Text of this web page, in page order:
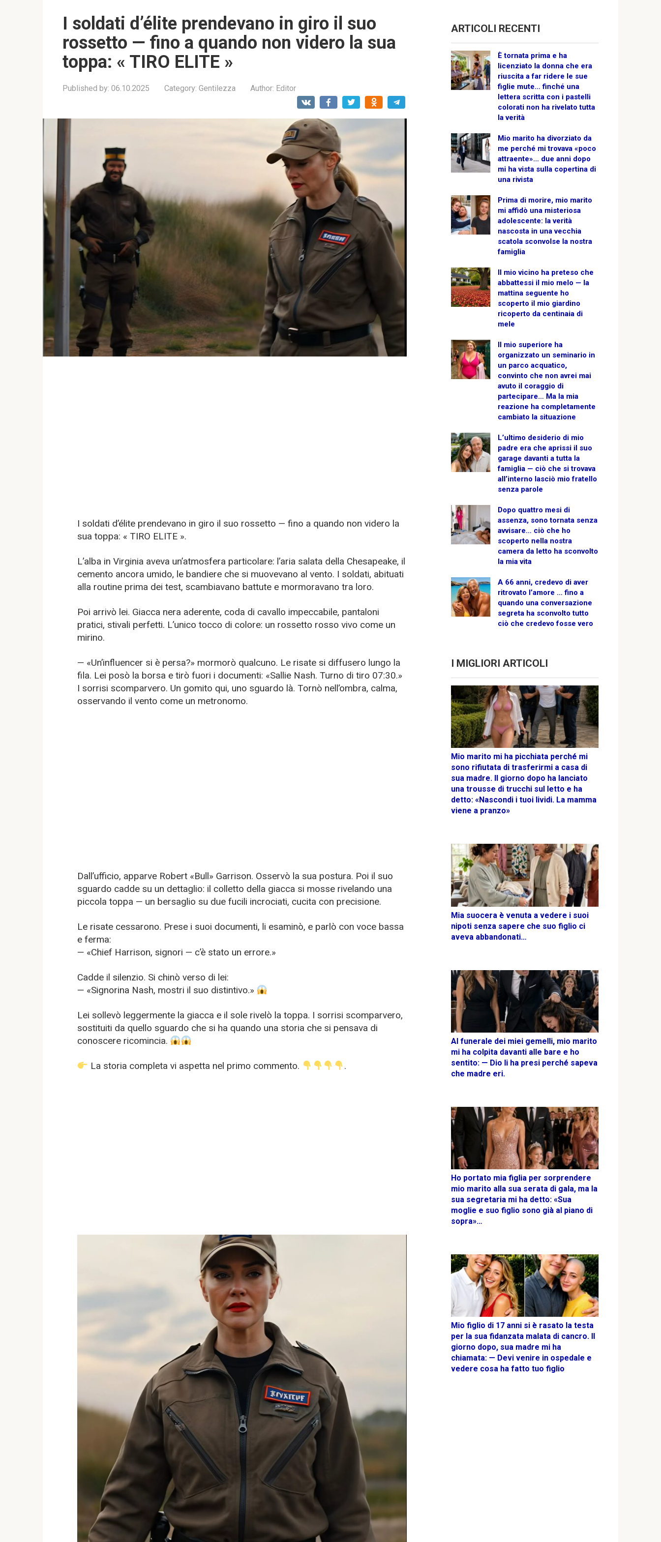
I soldati d’élite prendevano in giro il suo
rossetto — fino a quando non videro la sua
toppa: « TIRO ELITE »
Published by: 06.10.2025 Category: Gentilezza Author: Editor
I soldati d’élite prendevano in giro il suo rossetto — fino a quando non videro la
sua toppa: « TIRO ELITE ».
L’alba in Virginia aveva un’atmosfera particolare: l’aria salata della Chesapeake, il
cemento ancora umido, le bandiere che si muovevano al vento. I soldati, abituati
alla routine prima dei test, scambiavano battute e mormoravano tra loro.
Poi arrivò lei. Giacca nera aderente, coda di cavallo impeccabile, pantaloni
pratici, stivali perfetti. L’unico tocco di colore: un rossetto rosso vivo come un
mirino.
— «Un’influencer si è persa?» mormorò qualcuno. Le risate si diffusero lungo la
fila. Lei posò la borsa e tirò fuori i documenti: «Sallie Nash. Turno di tiro 07:30.»
I sorrisi scomparvero. Un gomito qui, uno sguardo là. Tornò nell’ombra, calma,
osservando il vento come un metronomo.
Dall’ufficio, apparve Robert «Bull» Garrison. Osservò la sua postura. Poi il suo
sguardo cadde su un dettaglio: il colletto della giacca si mosse rivelando una
piccola toppa — un bersaglio su due fucili incrociati, cucita con precisione.
Le risate cessarono. Prese i suoi documenti, li esaminò, e parlò con voce bassa
e ferma:
— «Chief Harrison, signori — c’è stato un errore.»
Cadde il silenzio. Si chinò verso di lei:
— «Signorina Nash, mostri il suo distintivo.»
Lei sollevò leggermente la giacca e il sole rivelò la toppa. I sorrisi scomparvero,
sostituiti da quello sguardo che si ha quando una storia che si pensava di
conoscere ricomincia.
La storia completa vi aspetta nel primo commento. .
ARTICOLI RECENTI
È tornata prima e ha
licenziato la donna che era
riuscita a far ridere le sue
figlie mute… finché una
lettera scritta con i pastelli
colorati non ha rivelato tutta
la verità
Mio marito ha divorziato da
me perché mi trovava «poco
attraente»… due anni dopo
mi ha vista sulla copertina di
una rivista
Prima di morire, mio marito
mi affidò una misteriosa
adolescente: la verità
nascosta in una vecchia
scatola sconvolse la nostra
famiglia
Il mio vicino ha preteso che
abbattessi il mio melo — la
mattina seguente ho
scoperto il mio giardino
ricoperto da centinaia di
mele
Il mio superiore ha
organizzato un seminario in
un parco acquatico,
convinto che non avrei mai
avuto il coraggio di
partecipare… Ma la mia
reazione ha completamente
cambiato la situazione
L’ultimo desiderio di mio
padre era che aprissi il suo
garage davanti a tutta la
famiglia — ciò che si trovava
all’interno lasciò mio fratello
senza parole
Dopo quattro mesi di
assenza, sono tornata senza
avvisare… ciò che ho
scoperto nella nostra
camera da letto ha sconvolto
la mia vita
A 66 anni, credevo di aver
ritrovato l’amore … fino a
quando una conversazione
segreta ha sconvolto tutto
ciò che credevo fosse vero
I MIGLIORI ARTICOLI
Mio marito mi ha picchiata perché mi
sono rifiutata di trasferirmi a casa di
sua madre. Il giorno dopo ha lanciato
una trousse di trucchi sul letto e ha
detto: «Nascondi i tuoi lividi. La mamma
viene a pranzo»
Mia suocera è venuta a vedere i suoi
nipoti senza sapere che suo figlio ci
aveva abbandonati…
Al funerale dei miei gemelli, mio marito
mi ha colpita davanti alle bare e ho
sentito: — Dio li ha presi perché sapeva
che madre eri.
Ho portato mia figlia per sorprendere
mio marito alla sua serata di gala, ma la
sua segretaria mi ha detto: «Sua
moglie e suo figlio sono già al piano di
sopra»…
Mio figlio di 17 anni si è rasato la testa
per la sua fidanzata malata di cancro. Il
giorno dopo, sua madre mi ha
chiamata: — Devi venire in ospedale e
vedere cosa ha fatto tuo figlio